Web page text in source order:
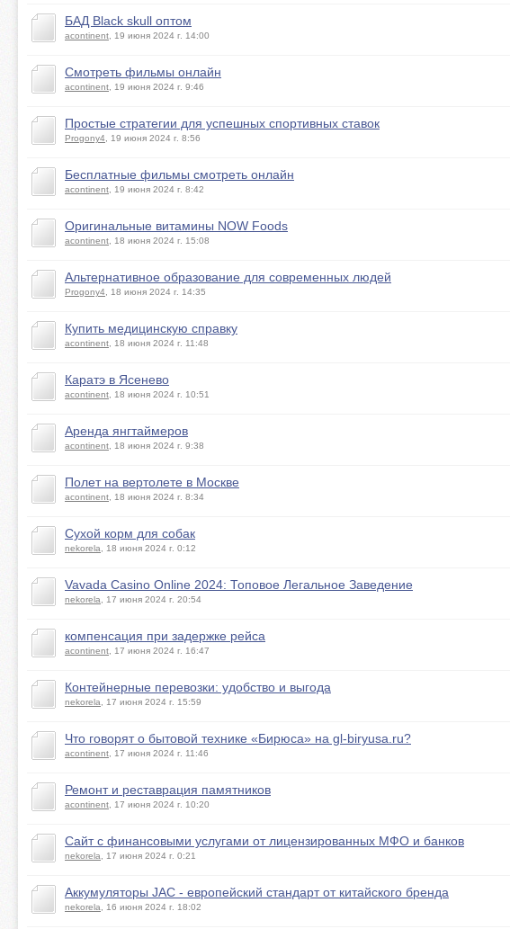
БАД Black skull оптом
acontinent , 19 июня 2024 г. 14:00
Cмотреть фильмы онлайн
acontinent , 19 июня 2024 г. 9:46
Простые стратегии для успешных спортивных ставок
Progony4 , 19 июня 2024 г. 8:56
Бесплатные фильмы смотреть онлайн
acontinent , 19 июня 2024 г. 8:42
Оригинальные витамины NOW Foods
acontinent , 18 июня 2024 г. 15:08
Альтернативное образование для современных людей
Progony4 , 18 июня 2024 г. 14:35
Купить медицинскую справку
acontinent , 18 июня 2024 г. 11:48
Каратэ в Ясенево
acontinent , 18 июня 2024 г. 10:51
Аренда янгтаймеров
acontinent , 18 июня 2024 г. 9:38
Полет на вертолете в Москве
acontinent , 18 июня 2024 г. 8:34
Сухой корм для собак
nekorela , 18 июня 2024 г. 0:12
Vavada Casino Online 2024: Топовое Легальное Заведение
nekorela , 17 июня 2024 г. 20:54
компенсация при задержке рейса
acontinent , 17 июня 2024 г. 16:47
Контейнерные перевозки: удобство и выгода
nekorela , 17 июня 2024 г. 15:59
Что говорят о бытовой технике «Бирюса» на gl-biryusa.ru?
acontinent , 17 июня 2024 г. 11:46
Ремонт и реставрация памятников
acontinent , 17 июня 2024 г. 10:20
Сайт с финансовыми услугами от лицензированных МФО и банков
nekorela , 17 июня 2024 г. 0:21
Аккумуляторы JAC - европейский стандарт от китайского бренда
nekorela , 16 июня 2024 г. 18:02